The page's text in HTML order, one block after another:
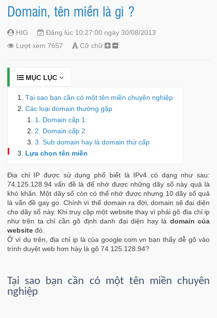
Domain, tên miền là gì ?
HIG
Đăng lúc 10:27:00 ngày 30/08/2013
Lượt xem 7657
Cỡ chữ
MỤC LỤC
Tại sao bạn cần có một tên miền chuyên nghiệp
Các loại domain thường gặp
1. Domain cấp 1:
2. Domain cấp 2
3. Sub domain hay là domain thứ cấp
Lựa chọn tên miền
Địa chỉ IP được sử dụng phổ biết là IPv4 có dạng như sau:
74.125.128.94 vấn đề là để nhớ được những dãy số này quả là
khó khăn. Một dãy số còn có thể nhớ được nhưng 10 dãy số quả
là vấn đề gay go. Chính vì thế domain ra đời, domain sẽ đại diện
cho dãy số này. Khi truy cập một website thay vì phải gõ địa chỉ ip
như trên ta chỉ cần gõ định danh đại diện hay là domain của
website đó.
Ở ví dụ trên, địa chỉ ip là của google.com.vn bạn thấy dễ gõ vào
trình duyệt web hơn hày là gõ 74.125.128.94?
Tại sao bạn cần có một tên miền chuyên
nghiệp